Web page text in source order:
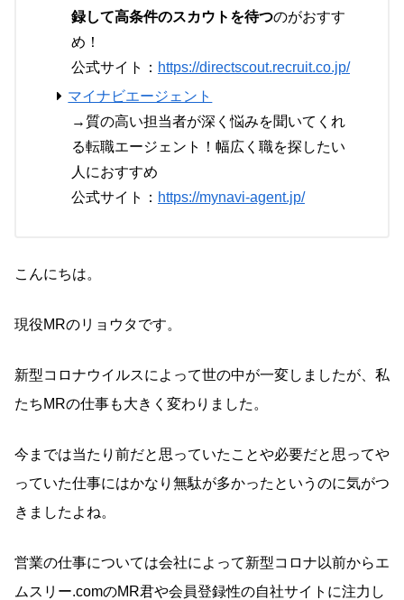
録して高条件のスカウトを待つのがおすす
め！
公式サイト： https://directscout.recruit.co.jp/
マイナビエージェント
→質の高い担当者が深く悩みを聞いてくれ
る転職エージェント！幅広く職を探したい
人におすすめ
公式サイト： https://mynavi-agent.jp/
こんにちは。
現役MRのリョウタです。
新型コロナウイルスによって世の中が一変しましたが、私
たちMRの仕事も大きく変わりました。
今までは当たり前だと思っていたことや必要だと思ってや
っていた仕事にはかなり無駄が多かったというのに気がつ
きましたよね。
営業の仕事については会社によって新型コロナ以前からエ
ムスリー.comのMR君や会員登録性の自社サイトに注力し